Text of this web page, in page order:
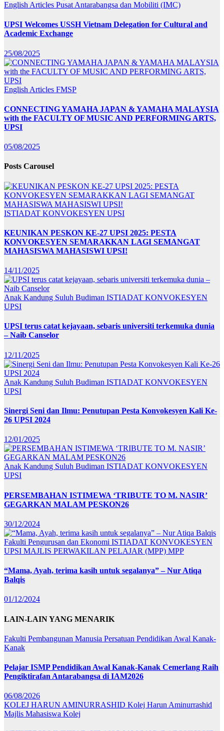
English Articles Pusat Antarabangsa dan Mobiliti (IMC)
UPSI Welcomes USSH Vietnam Delegation for Cultural and
Academic Exchange
25/08/2025
English Articles FMSP
CONNECTING YAMAHA JAPAN & YAMAHA MALAYSIA
with the FACULTY OF MUSIC AND PERFORMING ARTS,
UPSI
05/08/2025
Posts Carousel
ISTIADAT KONVOKESYEN UPSI
KEUNIKAN PESKON KE-27 UPSI 2025: PESTA
KONVOKESYEN SEMARAKKAN LAGI SEMANGAT
MAHASISWA MAHASISWI UPSI!
14/11/2025
Anak Kandung Suluh Budiman ISTIADAT KONVOKESYEN
UPSI
UPSI terus catat kejayaan, sebaris universiti terkemuka dunia
– Naib Canselor
12/11/2025
Anak Kandung Suluh Budiman ISTIADAT KONVOKESYEN
UPSI
Sinergi Seni dan Ilmu: Penutupan Pesta Konvokesyen Kali Ke-
26 UPSI 2024
12/01/2025
Anak Kandung Suluh Budiman ISTIADAT KONVOKESYEN
UPSI
PERSEMBAHAN ISTIMEWA ‘TRIBUTE TO M. NASIR’
GEGARKAN MALAM PESKON26
30/12/2024
Fakulti Pengurusan dan Ekonomi ISTIADAT KONVOKESYEN
UPSI MAJLIS PERWAKILAN PELAJAR (MPP) MPP
“Mama, Ayah, terima kasih untuk segalanya” – Nur Atiqa
Balqis
01/12/2024
LAIN-LAIN YANG MENARIK
Fakulti Pembangunan Manusia Persatuan Pendidikan Awal Kanak-
Kanak
Pelajar ISMP Pendidikan Awal Kanak-Kanak Cemerlang Raih
Pengiktirafan Antarabangsa di IAM2026
06/08/2026
KOLEJ HARUN AMINURRASHID Kolej Harun Aminurrashid
Majlis Mahasiswa Kolej